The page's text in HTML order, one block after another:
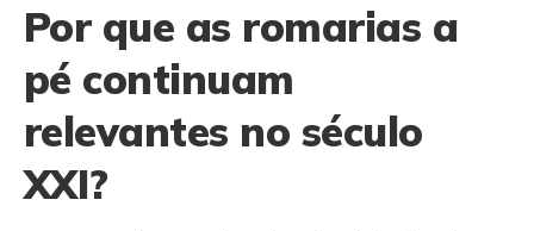
Por que as romarias a
pé continuam
relevantes no século
XXI?